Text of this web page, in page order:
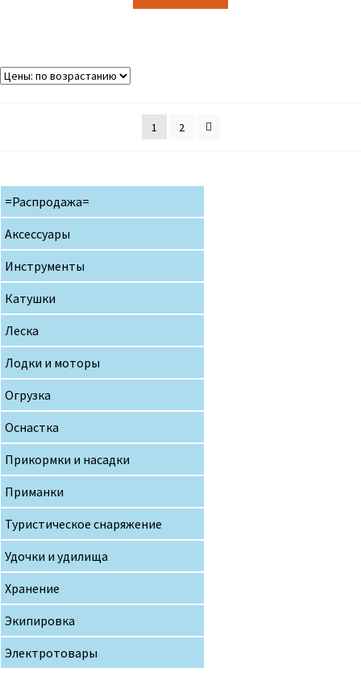
1 2
=Распродажа=
Аксессуары
Инструменты
Катушки
Леска
Лодки и моторы
Огрузка
Оснастка
Прикормки и насадки
Приманки
Туристическое снаряжение
Удочки и удилища
Хранение
Экипировка
Электротовары